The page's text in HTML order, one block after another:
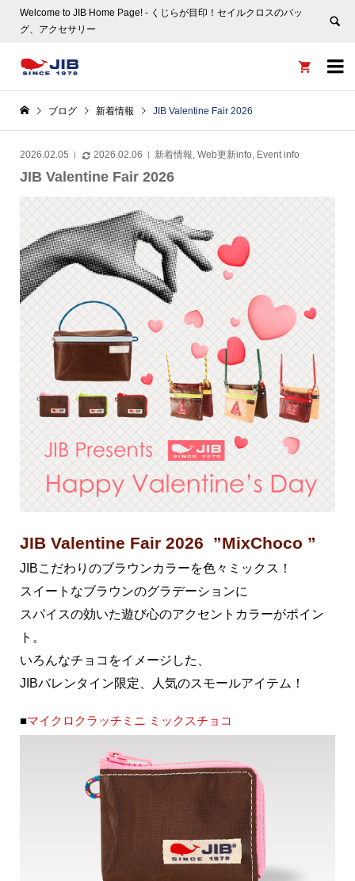
Welcome to JIB Home Page! ‐ くじらが目印！セイルクロスのバッ
グ、アクセサリー


ブログ 新着情報 JIB Valentine Fair 2026
2026.02.05 2026.02.06 新着情報, Web更新info, Event info
JIB Valentine Fair 2026
JIB Valentine Fair 2026 ”MixChoco ”
JIBこだわりのブラウンカラーを色々ミックス！
スイートなブラウンのグラデーションに
スパイスの効いた遊び心のアクセントカラーがポイン
ト。
いろんなチョコをイメージした、
JIBバレンタイン限定、人気のスモールアイテム！
■マイクロクラッチミニ ミックスチョコ